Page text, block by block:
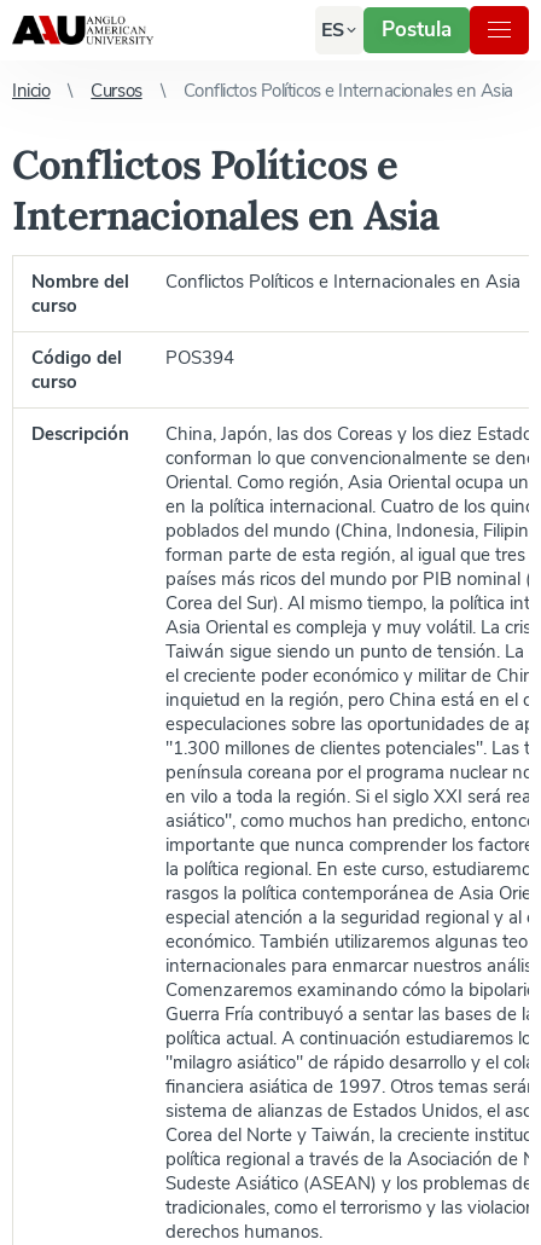
ES Postula
Inicio Cursos Conflictos Políticos e Internacionales en Asia
Conflictos Políticos e
Internacionales en Asia
Nombre del
curso
Conflictos Políticos e Internacionales en Asia
Código del
curso
POS394
Descripción
China, Japón, las dos Coreas y los diez
conforman lo que convencionalmente se
Oriental. Como región, Asia Oriental ocupa un
en la política internacional. Cuatro de los
poblados del mundo (China, Indonesia,
forman parte de esta región, al igual que tres
países más ricos del mundo por PIB nominal
Corea del Sur). Al mismo tiempo, la política
Asia Oriental es compleja y muy volátil. La
Taiwán sigue siendo un punto de tensión. La
el creciente poder económico y militar de
inquietud en la región, pero China está en el
especulaciones sobre las oportunidades de
"1.300 millones de clientes potenciales". Las
península coreana por el programa nuclear
en vilo a toda la región. Si el siglo XXI será
asiático", como muchos han predicho,
importante que nunca comprender los
la política regional. En este curso,
rasgos la política contemporánea de Asia
especial atención a la seguridad regional y al
económico. También utilizaremos algunas
internacionales para enmarcar nuestros
Comenzaremos examinando cómo la
Guerra Fría contribuyó a sentar las bases de
política actual. A continuación estudiaremos
"milagro asiático" de rápido desarrollo y el
financiera asiática de 1997. Otros temas
sistema de alianzas de Estados Unidos, el
Corea del Norte y Taiwán, la creciente
política regional a través de la Asociación de
Sudeste Asiático (ASEAN) y los problemas de
tradicionales, como el terrorismo y las
derechos humanos.